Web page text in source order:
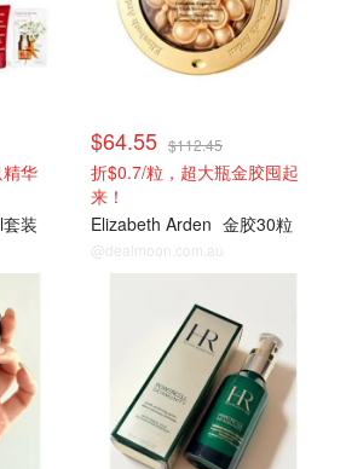
华
装
$64.55 $112.45
折$0.7/粒，超大瓶金胶囤起
来！
Elizabeth Arden 金胶30粒
@dealmoon.com.au